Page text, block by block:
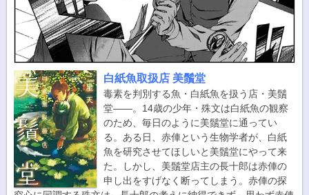
白紙魚取扱店 美鬚堂
毒素を判別する魚・白紙魚を扱う店・美鬚
堂――。14歳の少年・殊文は白紙魚の観察
のため、毎日のように美鬚堂に通ってい
る。ある日、赤俥という生物学者が、白紙
魚を研究させてほしいと美鬚堂にやって来
た。しかし、美鬚堂店主の長十郎は赤俥の
申し出をすげなく断ってしまう。赤俥の探